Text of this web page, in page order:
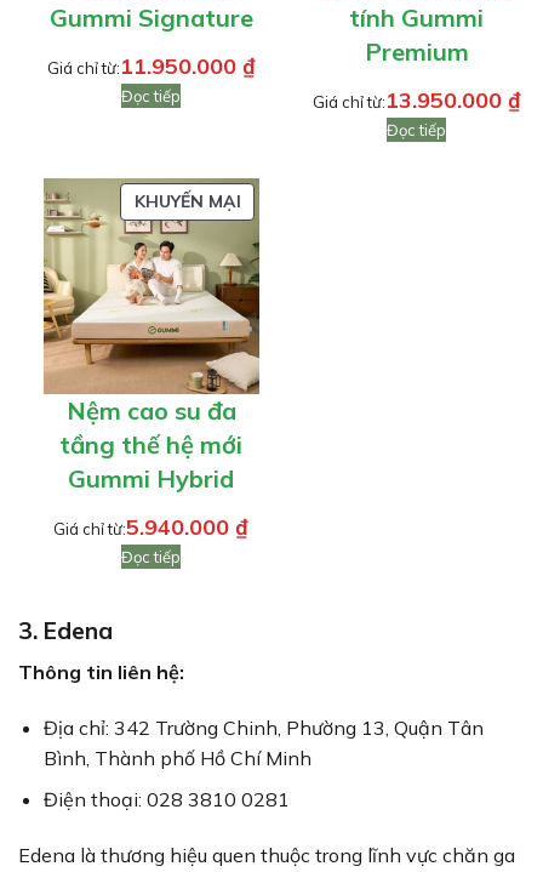
Gummi Signature
Giá chỉ từ:11.950.000 ₫
Đọc tiếp
tính Gummi
Premium
Giá chỉ từ:13.950.000 ₫
Đọc tiếp
KHUYẾN MẠISẢN
PHẨM
ĐANG
GIẢM
GIÁ
Nệm cao su đa
tầng thế hệ mới
Gummi Hybrid
Giá chỉ từ:5.940.000 ₫
Đọc tiếp
3. Edena
Thông tin liên hệ:
Địa chỉ: 342 Trường Chinh, Phường 13, Quận Tân
Bình, Thành phố Hồ Chí Minh
Điện thoại: 028 3810 0281
Edena là thương hiệu quen thuộc trong lĩnh vực chăn ga